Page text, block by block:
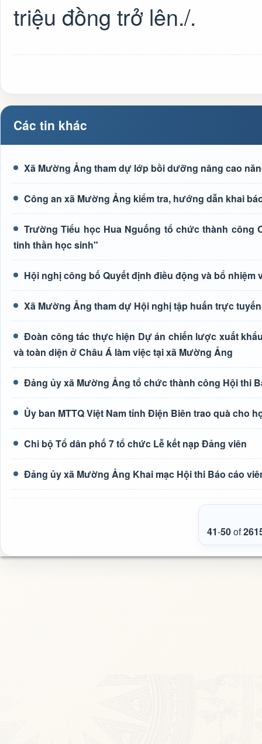
triệu đồng trở lên./.
Các tin khác
Xã Mường Ảng tham dự lớp bồi dưỡng nâng cao
Công an xã Mường Ảng kiểm tra, hướng dẫn khai
Trường Tiểu học Hua Nguống tổ chức thành công
tinh thần học sinh"
Hội nghị công bố Quyết định điều động và bổ nhiệm
Xã Mường Ảng tham dự Hội nghị tập huấn trực
Đoàn công tác thực hiện Dự án chiến lược xuất
và toàn diện ở Châu Á làm việc tại xã Mường Ảng
Đảng ủy xã Mường Ảng tổ chức thành công Hội thi
Ủy ban MTTQ Việt Nam tỉnh Điện Biên trao quà cho
Chi bộ Tổ dân phố 7 tổ chức Lễ kết nạp Đảng viên
Đảng ủy xã Mường Ảng Khai mạc Hội thi Báo cáo
41-50of